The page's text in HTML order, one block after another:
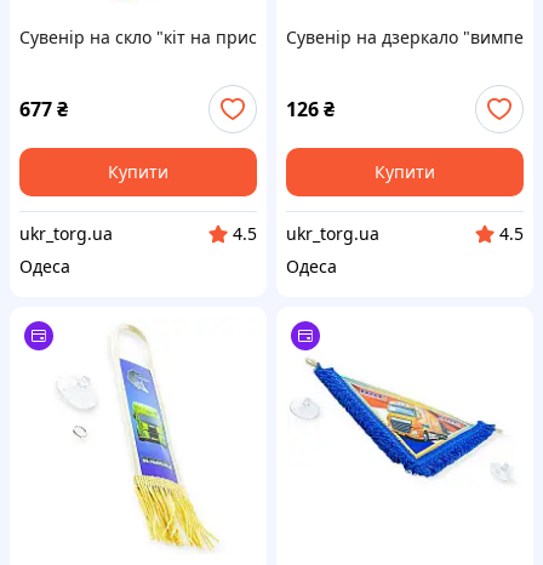
Сувенір на скло "кіт на присосках" патріот "слава україні"
677₴
Купити
ukr_torg.ua
4.5
Одеса
Сувенір на дзеркало
126₴
Купити
ukr_torg.ua
4.5
Одеса